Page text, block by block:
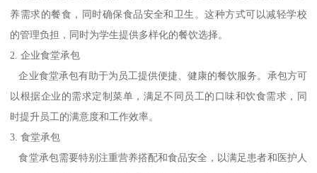
养需求的餐食，同时确保食品安全和卫生。这种方式可以减轻学校
的管理负担，同时为学生提供多样化的餐饮选择。
2. 企业食堂承包
企业食堂承包有助于为员工提供便捷、健康的餐饮服务。承包方可
以根据企业的需求定制菜单，满足不同员工的口味和饮食需求，同
时提升员工的满意度和工作效率。
3. 食堂承包
食堂承包需要特别注重营养搭配和食品安全，以满足患者和医护人